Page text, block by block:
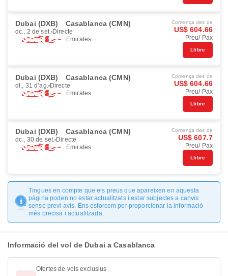
Dubai (DXB) Casablanca (CMN)
dc., 2 de set. Directe
Emirates
Comença des de
US$ 604.66
Preu/ Pax
Llibre
Dubai (DXB) Casablanca (CMN)
dl., 31 d’ag. Directe
Emirates
Comença des de
US$ 604.66
Preu/ Pax
Llibre
Dubai (DXB) Casablanca (CMN)
dc., 30 de set. Directe
Emirates
Comença des de
US$ 607.7
Preu/ Pax
Llibre
Tingues en compte que els preus que apareixen en aquesta
pàgina poden no estar actualitzats i estar subjectes a canvis
sense previ avís. Ens esforcem per proporcionar la informació
més precisa i actualitzada.
Informació del vol de Dubai a Casablanca
Ofertes de vols exclusius